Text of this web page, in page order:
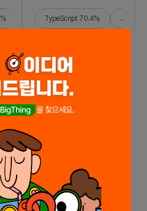
% Python0.4%
TypeScript 70.4%